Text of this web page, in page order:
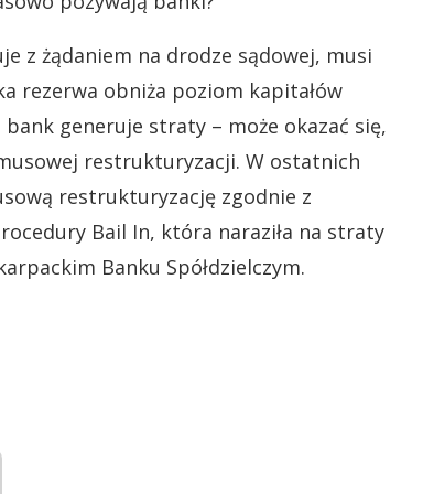
z żądaniem na drodze sądowej, musi
rezerwa obniża poziom kapitałów
generuje straty – może okazać się,
restrukturyzacji. W ostatnich
restrukturyzację zgodnie z
Bail In, która naraziła na straty
Banku Spółdzielczym.